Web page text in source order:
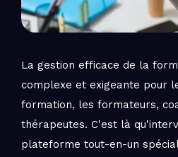
La gestion efficace de la
complexe et exigeante pour
formation, les formateurs,
thérapeutes. C'est là
plateforme tout-en-un